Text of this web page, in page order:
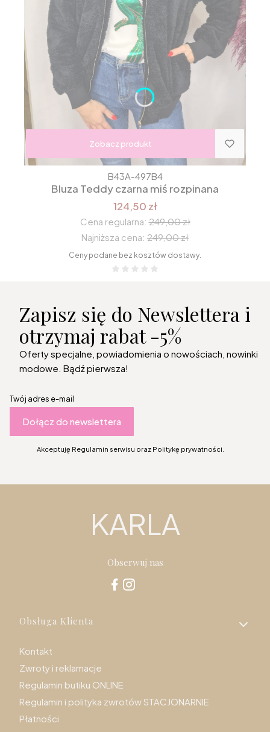
Zobacz produkt
B43A-497B4
Bluza Teddy czarna miś rozpinana
124,50 zł
Cena regularna: 249,00 zł
Najniższa cena: 249,00 zł
Ceny podane bez kosztów dostawy.
Zapisz się do Newslettera i
otrzymaj rabat -5%
Oferty specjalne, powiadomienia o nowościach, nowinki
modowe. Bądź pierwsza!
Twój adres e-mail
Dołącz do newslettera
Akceptuję Regulamin serwisu oraz Politykę prywatności.
KARLA
Obserwuj nas
Linki w stopce
Obsługa Klienta
Kontakt
Zwroty i reklamacje
Regulamin butiku ONLINE
Regulamin i polityka zwrotów STACJONARNIE
Płatności